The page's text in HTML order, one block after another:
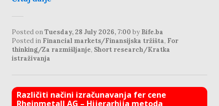
Posted onTuesday, 28 July 2026, 7:00 by Bife.ba
Posted in Financial markets/Finansijska tržišta, For
thinking/Za razmišljanje, Short research/Kratka
istraživanja
Različiti načini izračunavanja fer cene
Rheinmetall AG – Hijerarhija metoda